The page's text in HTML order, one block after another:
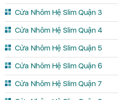
Cửa Nhôm Hệ Slim Quận 3
Cửa Nhôm Hệ Slim Quận 4
Cửa Nhôm Hệ Slim Quận 5
Cửa Nhôm Hệ Slim Quận 6
Cửa Nhôm Hệ Slim Quận 7